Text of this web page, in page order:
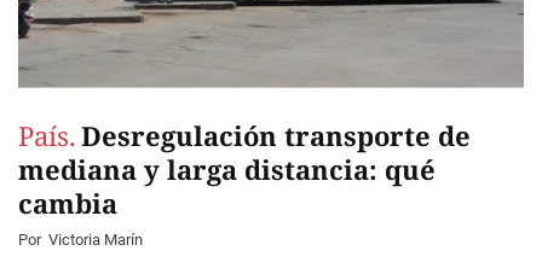
País. Desregulación transporte de
mediana y larga distancia: qué
cambia
Por Victoria Marín